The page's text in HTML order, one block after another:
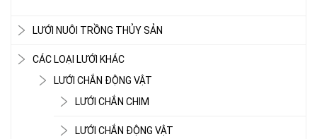
LƯỚI NUÔI TRỒNG THỦY SẢN
CÁC LOẠI LƯỚI KHÁC
LƯỚI CHẮN ĐỘNG VẬT
LƯỚI CHẮN CHIM
LƯỚI CHẮN ĐỘNG VẬT